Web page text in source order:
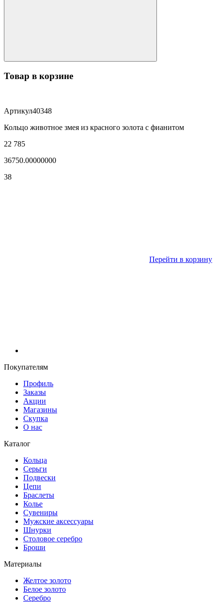
Товар в корзине
Артикул40348
Кольцо животное змея из красного золота с фианитом
22 785
36750.00000000
38
Перейти в корзину
Покупателям
Профиль
Заказы
Акции
Магазины
Скупка
О нас
Каталог
Кольца
Серьги
Подвески
Цепи
Браслеты
Колье
Сувениры
Мужские аксессуары
Шнурки
Столовое серебро
Броши
Материалы
Желтое золото
Белое золото
Серебро